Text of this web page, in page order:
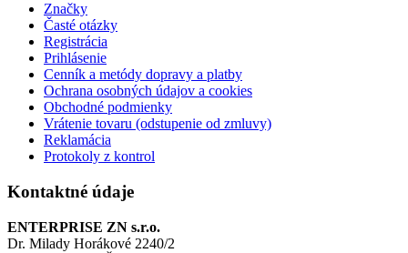
Značky
Časté otázky
Registrácia
Prihlásenie
Cenník a metódy dopravy a platby
Ochrana osobných údajov a cookies
Obchodné podmienky
Vrátenie tovaru (odstupenie od zmluvy)
Reklamácia
Protokoly z kontrol
Kontaktné údaje
ENTERPRISE ZN s.r.o.
Dr. Milady Horákové 2240/2